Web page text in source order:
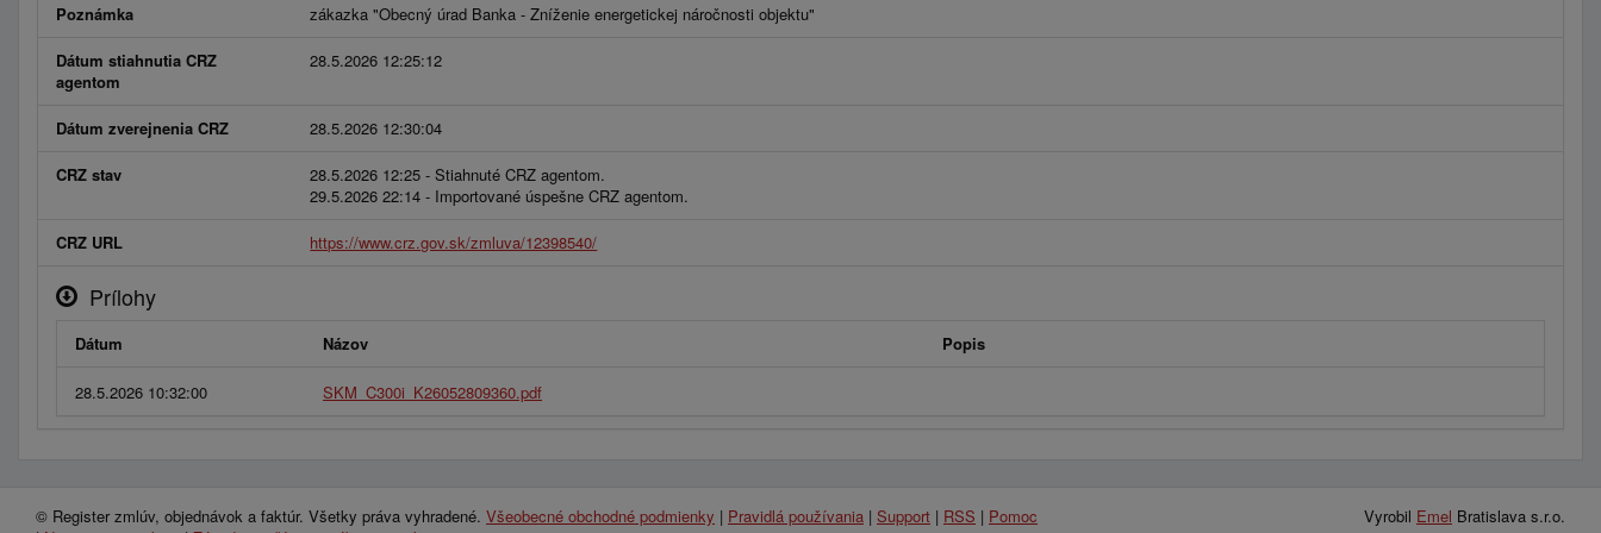
Poznámka zákazka "Obecný úrad Banka - Zníženie energetickej náročnosti objektu"
Dátum stiahnutia CRZ
agentom
28.5.2026 12:25:12
Dátum zverejnenia CRZ 28.5.2026 12:30:04
CRZ stav
28.5.2026 12:25 - Stiahnuté CRZ agentom.
29.5.2026 22:14 - Importované úspešne CRZ agentom.
CRZ URL https://www.crz.gov.sk/zmluva/12398540/
Prílohy
Dátum Názov Popis
28.5.2026 10:32:00 SKM_C300i_K26052809360.pdf
© Register zmlúv, objednávok a faktúr. Všetky práva vyhradené. Všeobecné obchodné podmienky | Pravidlá používania | Support | RSS | Pomoc
Vyrobil Emel Bratislava s.r.o.